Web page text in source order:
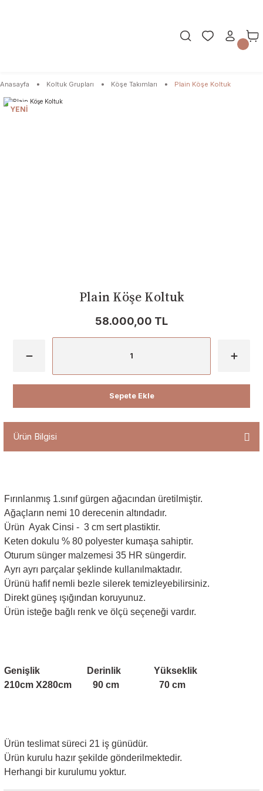
Anasayfa Koltuk Grupları Köşe Takımları Plain Köşe Koltuk
YENİ
Plain Köşe Koltuk
58.000,00 TL
Sepete Ekle
Ürün Bilgisi
Fırınlanmış 1.sınıf gürgen ağacından üretilmiştir.
Ağaçların nemi 10 derecenin altındadır.
Ürün Ayak Cinsi - 3 cm sert plastiktir.
Keten dokulu % 80 polyester kumaşa sahiptir.
Oturum sünger malzemesi 35 HR süngerdir.
Ayrı ayrı parçalar şeklinde kullanılmaktadır.
Ürünü hafif nemli bezle silerek temizleyebilirsiniz.
Direkt güneş ışığından koruyunuz.
Ürün isteğe bağlı renk ve ölçü seçeneği vardır.
Genişlik Derinlik
Yükseklik
210cm X280cm 90 cm 70 cm
Ürün teslimat süreci 21 iş günüdür.
Ürün kurulu hazır şekilde gönderilmektedir.
Herhangi bir kurulumu yoktur.